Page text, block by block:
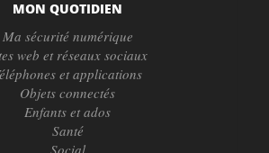
MON QUOTIDIEN
Ma sécurité numérique
web et réseaux sociaux
et applications
Objets connectés
Enfants et ados
Santé
Social